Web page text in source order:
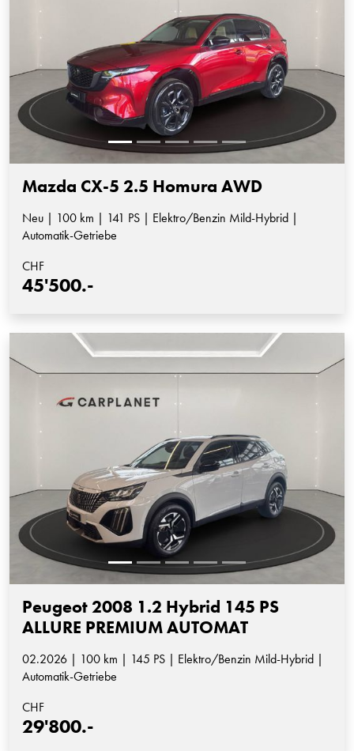
Mazda CX-5 2.5 Homura AWD
Neu | 100 km | 141 PS | Elektro/Benzin Mild-Hybrid |
Automatik-Getriebe
CHF
45'500.-
Peugeot 2008 1.2 Hybrid 145 PS
ALLURE PREMIUM AUTOMAT
02.2026 | 100 km | 145 PS | Elektro/Benzin Mild-Hybrid |
Automatik-Getriebe
CHF
29'800.-